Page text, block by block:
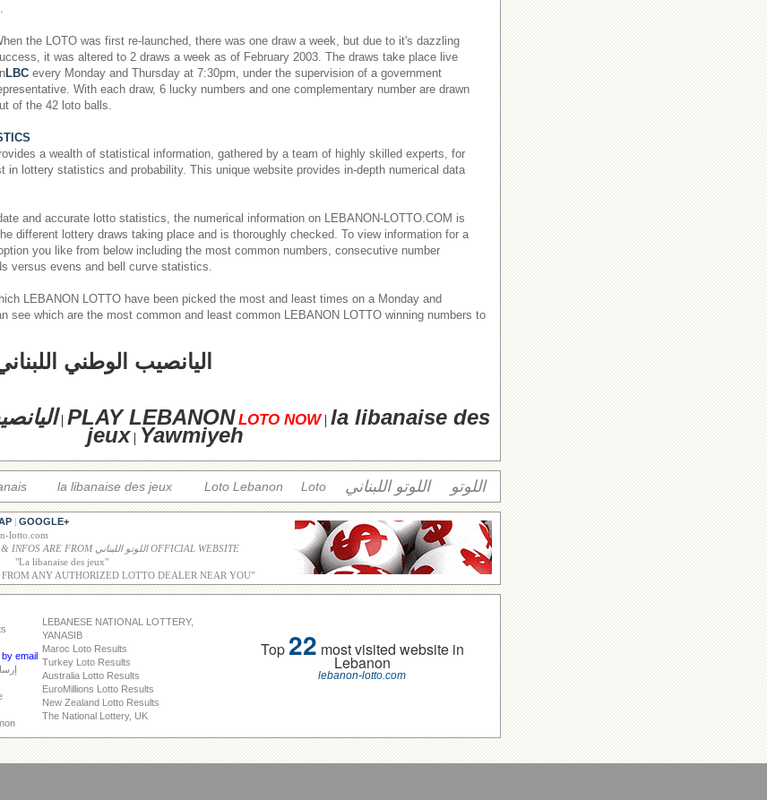
the LOTO was first re-launched, there was one draw a week, but due to it's dazzling
it was altered to 2 draws a week as of February 2003. The draws take place live
LBC every Monday and Thursday at 7:30pm, under the supervision of a government
With each draw, 6 lucky numbers and one complementary number are drawn
of the 42 loto balls.
a wealth of statistical information, gathered by a team of highly skilled experts, for
in lottery statistics and probability. This unique website provides in-depth numerical data
and accurate lotto statistics, the numerical information on LEBANON-LOTTO.COM is
different lottery draws taking place and is thoroughly checked. To view information for a
you like from below including the most common numbers, consecutive number
versus evens and bell curve statistics.
LEBANON LOTTO have been picked the most and least times on a Monday and
see which are the most common and least common LEBANON LOTTO winning numbers to
اليانصيب الوطني
| PLAY LEBANON LOTO NOW| la libanaise des
jeux| Yawmiyeh
la libanaise des jeux Loto Lebanon Loto اللوتو اللبناني اللوتو
GOOGLE+
lotto.com
ALL WINNING NUMBERS & INFOS ARE FROM اللوتو اللبناني OFFICIAL WEBSITE
"La libanaise des jeux"
FROM ANY AUTHORIZED LOTTO DEALER NEAR YOU"
email
LEBANESE NATIONAL LOTTERY,
YANASIB
Maroc Loto Results
Turkey Loto Results
Australia Lotto Results
EuroMillions Lotto Results
New Zealand Lotto Results
The National Lottery, UK
Top22 most visited website in
Lebanon
lebanon-lotto.com